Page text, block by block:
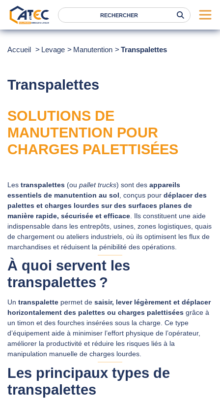
Services
Nos agences
FAQ
RSE
DEMANDER UN DEVIS
Accueil Levage Manutention Transpalettes
Transpalettes
SOLUTIONS DE
MANUTENTION POUR
CHARGES PALETTISÉES
Les transpalettes (ou pallet trucks) sont des appareils
essentiels de manutention au sol , conçus pour déplacer des
palettes et charges lourdes sur des surfaces planes de
manière rapide, sécurisée et efficace . Ils constituent une aide
indispensable dans les entrepôts, usines, zones logistiques, quais
de chargement ou ateliers industriels, où ils optimisent les flux de
marchandises et réduisent la pénibilité des opérations.
À quoi servent les
transpalettes ?
Un transpalette permet de saisir, lever légèrement et déplacer
horizontalement des palettes ou charges palettisées grâce à
un timon et des fourches insérées sous la charge. Ce type
d’équipement aide à minimiser l’effort physique de l’opérateur,
améliorer la productivité et réduire les risques liés à la
manipulation manuelle de charges lourdes.
Les principaux types de
transpalettes